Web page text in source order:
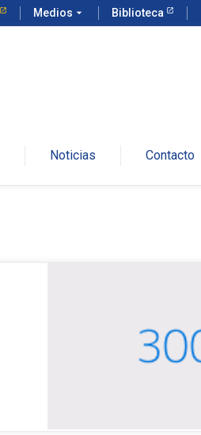
Medios arrow_drop_down Biblioteca
Noticias Contacto